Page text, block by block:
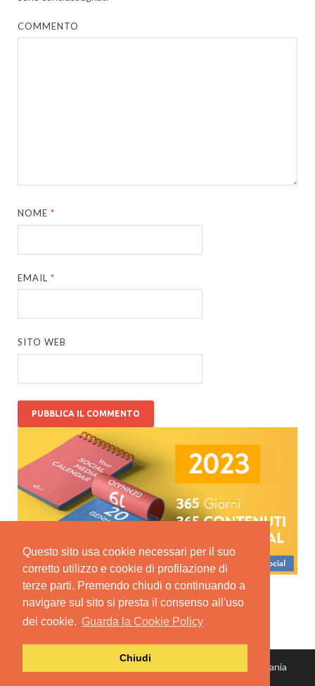
Questo sito usa cookie necessari per il suo
corretto utilizzo e cookie di profilazione di
terze parti. Premendo chiudi o continuando a
navigare sul sito si presta il consenso all'uso
dei cookie. Guarda la Cookie Policy
Chiudi
COMMENTO
NOME*
EMAIL*
SITO WEB
© Copyright 2022 Spidwit SRL - Via Alberto Mario, 12 Catania